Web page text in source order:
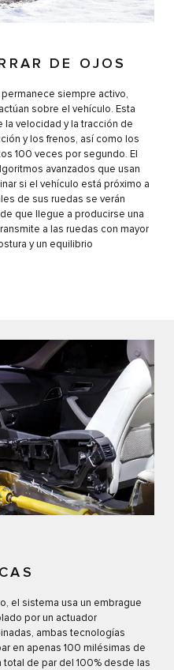
DE OJOS
permanece siempre activo,
sobre el vehículo. Esta
velocidad y la tracción de
y los frenos, así como los
100 veces por segundo. El
avanzados que usan
si el vehículo está próximo a
de sus ruedas se verán
que llegue a producirse una
a las ruedas con mayor
y un equilibrio
el sistema usa un embrague
por un actuador
ambas tecnologías
en apenas 100 milésimas de
total de par del 100% desde las